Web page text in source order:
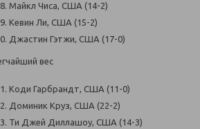
Майкл Чиса, США (14-2)
Кевин Ли, США (15-2)
Джастин Гэтжи, США (17-0)
вес
Коди Гарбрандт, США (11-0)
Доминик Круз, США (22-2)
Ти Джей Диллашоу, США (14-3)